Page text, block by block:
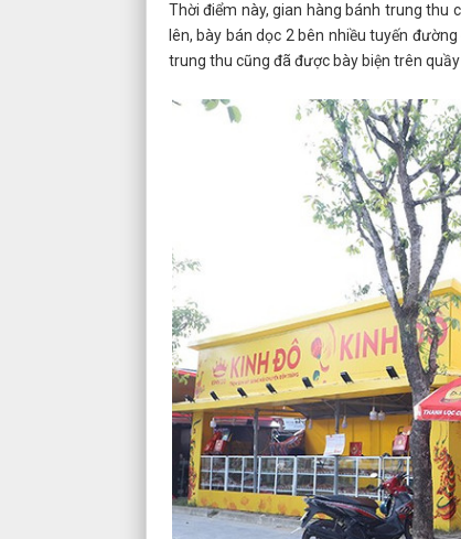
Thời điểm này, gian hàng bánh trung thu
lên, bày bán dọc 2 bên nhiều tuyến
trung thu cũng đã được bày biện trên